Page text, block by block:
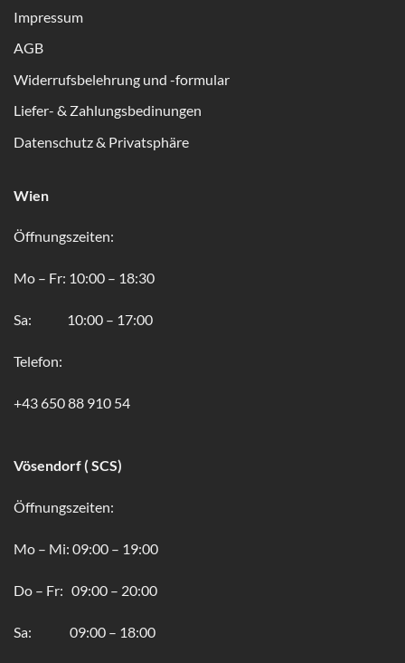
Impressum
AGB
Widerrufsbelehrung und -formular
Liefer- & Zahlungsbedinungen
Datenschutz & Privatsphäre
Wien
Öffnungszeiten:
Mo – Fr: 10:00 – 18:30
Sa: 10:00 – 17:00
Telefon:
+43 650 88 910 54
Vösendorf ( SCS)
Öffnungszeiten:
Mo – Mi: 09:00 – 19:00
Do – Fr: 09:00 – 20:00
Sa: 09:00 – 18:00